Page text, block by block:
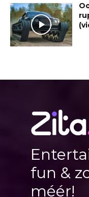
fun &
méér!